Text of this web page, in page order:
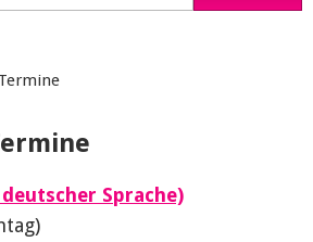
Termine
Sprache)